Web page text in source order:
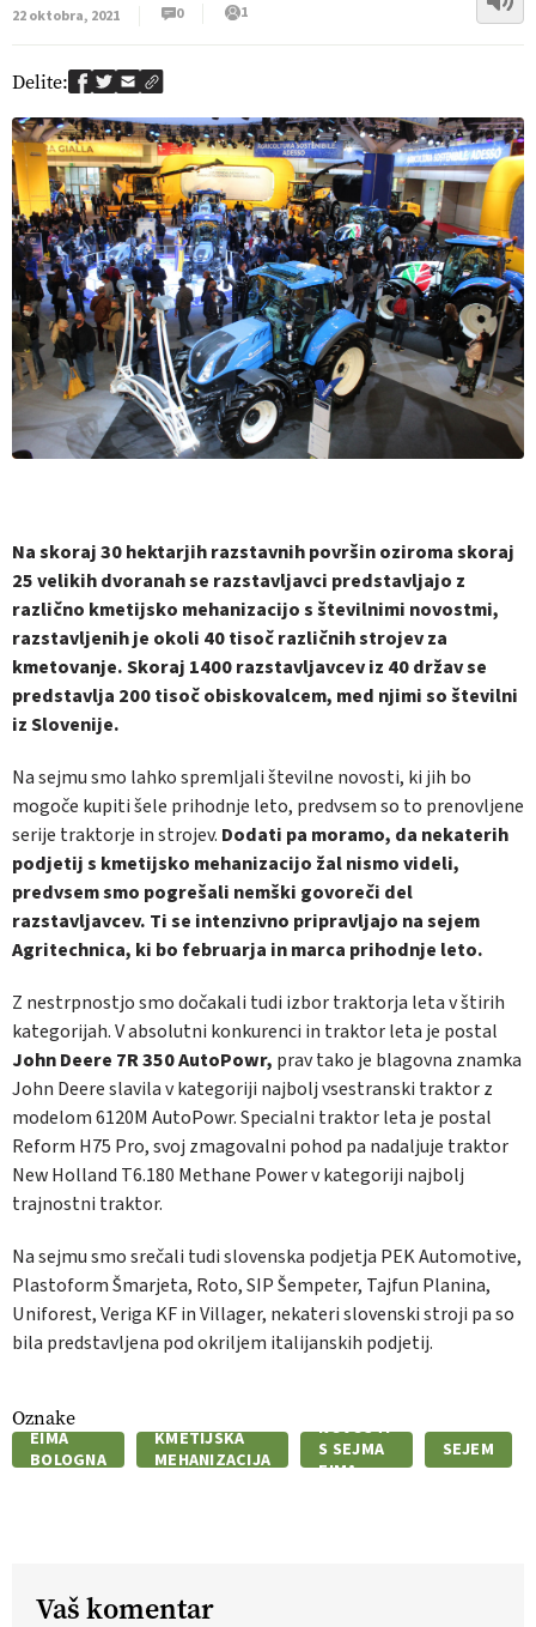
22 oktobra, 2021
0 1
Delite:
Na skoraj 30 hektarjih razstavnih površin oziroma skoraj
25 velikih dvoranah se razstavljavci predstavljajo z
različno kmetijsko mehanizacijo s številnimi novostmi,
razstavljenih je okoli 40 tisoč različnih strojev za
kmetovanje. Skoraj 1400 razstavljavcev iz 40 držav se
predstavlja 200 tisoč obiskovalcem, med njimi so številni
iz Slovenije.
Na sejmu smo lahko spremljali številne novosti, ki jih bo
mogoče kupiti šele prihodnje leto, predvsem so to prenovljene
serije traktorje in strojev. Dodati pa moramo, da nekaterih
podjetij s kmetijsko mehanizacijo žal nismo videli,
predvsem smo pogrešali nemški govoreči del
razstavljavcev. Ti se intenzivno pripravljajo na sejem
Agritechnica, ki bo februarja in marca prihodnje leto.
Z nestrpnostjo smo dočakali tudi izbor traktorja leta v štirih
kategorijah. V absolutni konkurenci in traktor leta je postal
John Deere 7R 350 AutoPowr, prav tako je blagovna znamka
John Deere slavila v kategoriji najbolj vsestranski traktor z
modelom 6120M AutoPowr. Specialni traktor leta je postal
Reform H75 Pro, svoj zmagovalni pohod pa nadaljuje traktor
New Holland T6.180 Methane Power v kategoriji najbolj
trajnostni traktor.
Na sejmu smo srečali tudi slovenska podjetja PEK Automotive,
Plastoform Šmarjeta, Roto, SIP Šempeter, Tajfun Planina,
Uniforest, Veriga KF in Villager, nekateri slovenski stroji pa so
bila predstavljena pod okriljem italijanskih podjetij.
Oznake
EIMA
BOLOGNA
KMETIJSKA
MEHANIZACIJA
NOVOSTI
S SEJMA
EIMA
SEJEM
Vaš komentar